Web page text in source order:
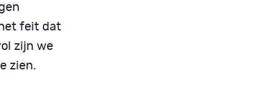
feit dat
zijn we
zien.